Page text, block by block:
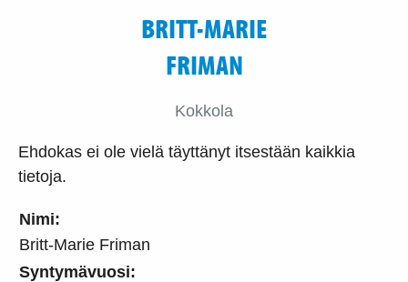
Nimi:
Britt-Marie Friman
Syntymävuosi:
BRITT-MARIE
FRIMAN
Kokkola
Ehdokas ei ole vielä täyttänyt itsestään kaikkia
tietoja.